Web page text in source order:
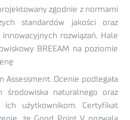
zgodnie z normami
standardów jakości oraz
rozwiązań, Hale
BREEAM na poziomie
Ocenie podlegała
środowiska naturalnego oraz
ich użytkownikom. Certyfikat